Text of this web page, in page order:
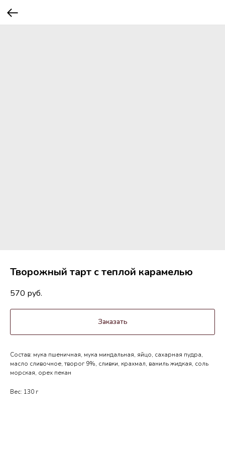
Творожный тарт с теплой карамелью
570 руб.
Заказать
Состав: мука пшеничная, мука миндальная, яйцо, сахарная пудра,
масло сливочное, творог 9%, сливки, крахмал, ваниль жидкая, соль
морская, орех пекан
Вес: 130 г